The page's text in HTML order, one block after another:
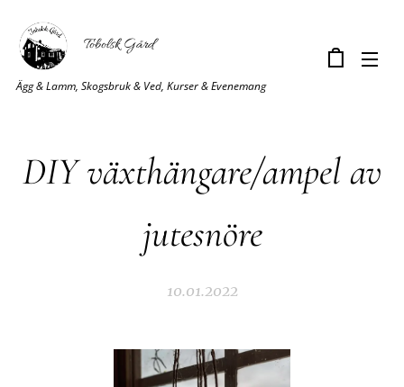
Tobolsk Gård
Ägg & Lamm, Skogsbruk & Ved, Kurser & Evenemang
DIY växthängare/ampel av
jutesnöre
10.01.2022